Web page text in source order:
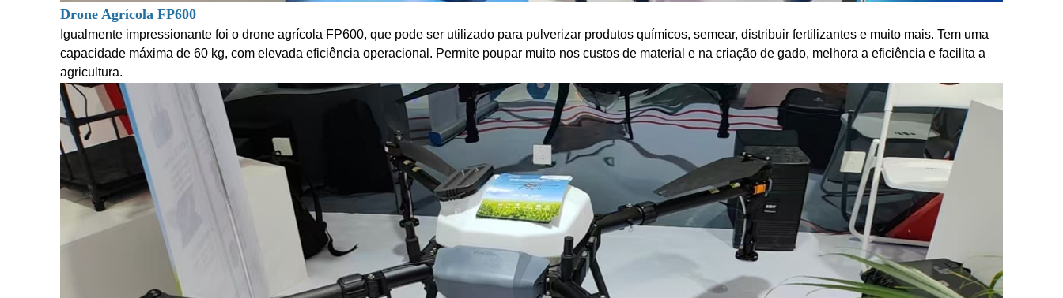
Drone Agrícola FP600
Igualmente impressionante foi o drone agrícola FP600, que pode ser utilizado para pulverizar produtos químicos, semear, distribuir fertilizantes e muito mais. Tem uma
capacidade máxima de 60 kg, com elevada eficiência operacional. Permite poupar muito nos custos de material e na criação de gado, melhora a eficiência e facilita a
agricultura.